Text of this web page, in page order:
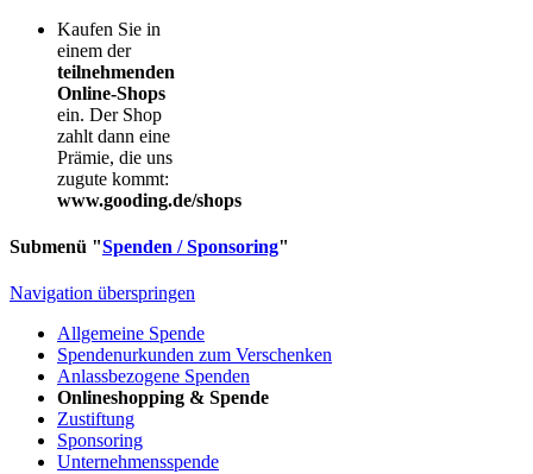
Kaufen Sie in
einem der
teilnehmenden
Online-Shops
ein. Der Shop
zahlt dann eine
Prämie, die uns
zugute kommt:
www.gooding.de/shops
Submenü "Spenden / Sponsoring"
Navigation überspringen
Allgemeine Spende
Spendenurkunden zum Verschenken
Anlassbezogene Spenden
Onlineshopping & Spende
Zustiftung
Sponsoring
Unternehmensspende